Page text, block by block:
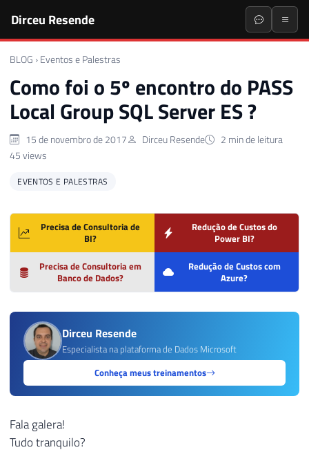
Dirceu Resende
BLOG › Eventos e Palestras
Como foi o 5º encontro do PASS
Local Group SQL Server ES ?
15 de novembro de 2017 Dirceu Resende
2 min de leitura
45 views
EVENTOS E PALESTRAS
Precisa de Consultoria de
BI?
Redução de Custos do
Power BI?
Precisa de Consultoria em
Banco de Dados?
Redução de Custos com
Azure?
Dirceu Resende
Especialista na plataforma de Dados Microsoft
Conheça meus treinamentos
Fala galera!
Tudo tranquilo?